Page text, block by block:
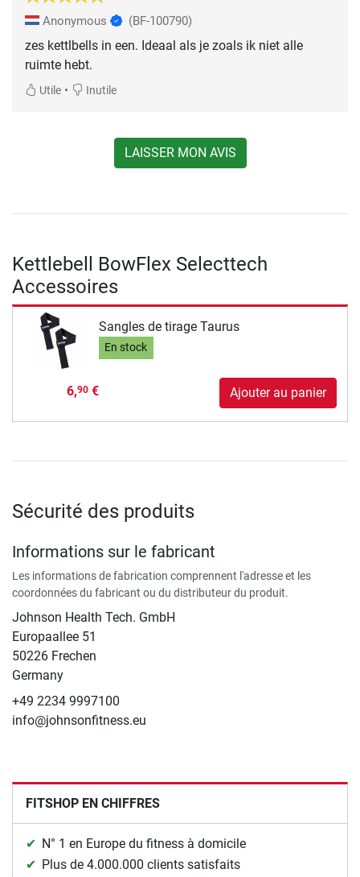
Anonymous (BF-100790)
zes kettlbells in een. Ideaal als je zoals ik niet alle
ruimte hebt.
Utile • Inutile
LAISSER MON AVIS
Kettlebell BowFlex Selecttech
Accessoires
Sangles de tirage Taurus
En stock
6,90€ Ajouter au panier
Sécurité des produits
Informations sur le fabricant
Les informations de fabrication comprennent l'adresse et les
coordonnées du fabricant ou du distributeur du produit.
Johnson Health Tech. GmbH
Europaallee 51
50226 Frechen
Germany
+49 2234 9997100
info@johnsonfitness.eu
FITSHOP EN CHIFFRES
N° 1 en Europe du fitness à domicile
Plus de 4.000.000 clients satisfaits